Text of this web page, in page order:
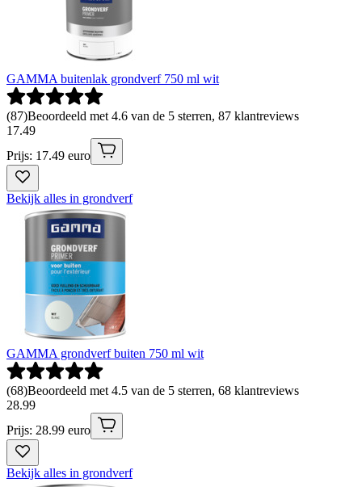
GAMMA buitenlak grondverf 750 ml wit
(87)Beoordeeld met 4.6 van de 5 sterren, 87 klantreviews
17.49
Prijs: 17.49 euro
Bekijk alles in grondverf
GAMMA grondverf buiten 750 ml wit
(68)Beoordeeld met 4.5 van de 5 sterren, 68 klantreviews
28.99
Prijs: 28.99 euro
Bekijk alles in grondverf